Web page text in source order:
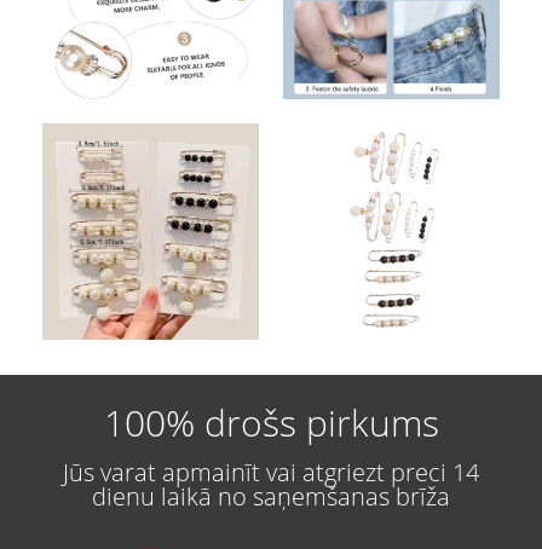
100% drošs pirkums
Jūs varat apmainīt vai atgriezt preci 14
dienu laikā no saņemšanas brīža